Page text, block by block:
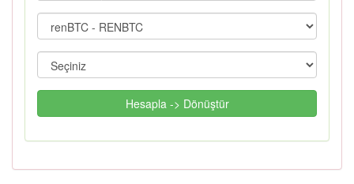
Hesapla -> Dönüştür